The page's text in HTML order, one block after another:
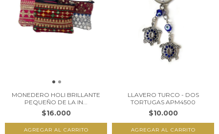
MONEDERO HOLI BRILLANTE
PEQUEÑO DE LA IN...
$16.000
AGREGAR AL CARRITO
LLAVERO TURCO - DOS
TORTUGAS APM4500
$10.000